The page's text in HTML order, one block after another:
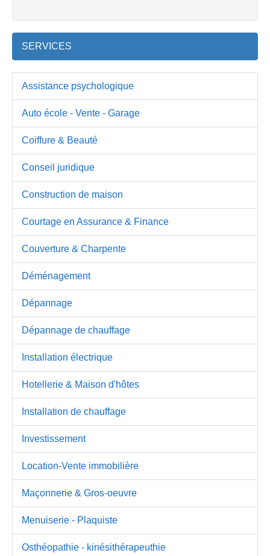
SERVICES
Assistance psychologique
Auto école - Vente - Garage
Coiffure & Beauté
Conseil juridique
Construction de maison
Courtage en Assurance & Finance
Couverture & Charpente
Déménagement
Dépannage
Dépannage de chauffage
Installation électrique
Hotellerie & Maison d'hôtes
Installation de chauffage
Investissement
Location-Vente immobilière
Maçonnerie & Gros-oeuvre
Menuiserie - Plaquiste
Osthéopathie - kinésithérapeuthie